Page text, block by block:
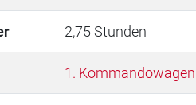
2,75 Stunden
1.